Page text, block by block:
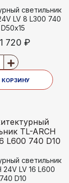
светильник
LV 8 L300 740
D50х15
720 ₽
КОРЗИНУ
светильник
24V LV 16 L600
740 D10